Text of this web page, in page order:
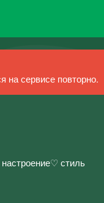
на сервисе повторно.
стиль